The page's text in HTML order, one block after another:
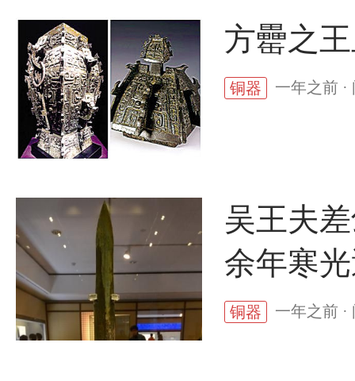
方罍之
铜器 一年之前 ·
吴王夫
余年寒
铜器 一年之前 ·